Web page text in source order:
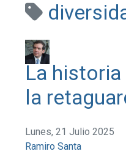
La
la
Lunes, 21 Julio 2025
Ramiro Santa